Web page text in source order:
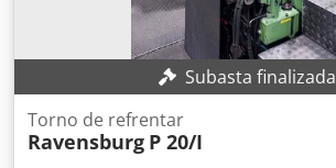
Subasta finalizada
Torno de refrentar
Ravensburg P 20/I